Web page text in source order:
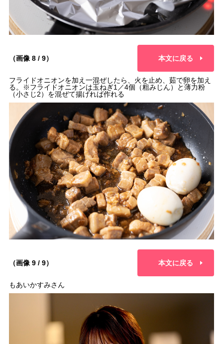
（画像 8 / 9） 本文に戻る
フライドオニオンを加え一混ぜしたら、火を止め、茹で卵を加え
る。※フライドオニオンは玉ねぎ1／4個（粗みじん）と薄力粉
（小さじ2）を混ぜて揚げれば作れる
（画像 9 / 9） 本文に戻る
もあいかすみさん